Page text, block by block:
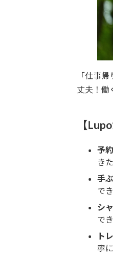
「仕事
丈夫！働
【
予
き
手
で
シ
で
ト
寧